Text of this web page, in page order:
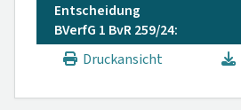
Entscheidung
BVerfG 1 BvR 259/24:
Druckansicht